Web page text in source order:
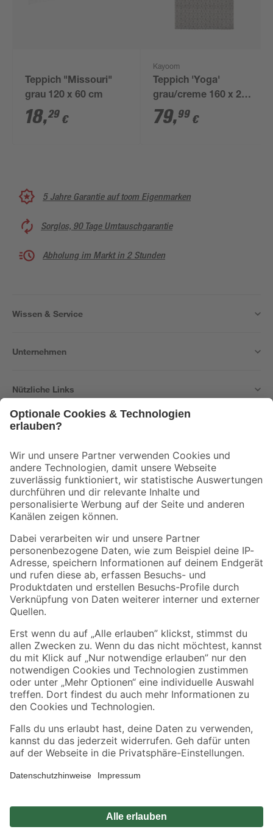
Teppich "Missouri"
grau 120 x 60 cm
18,29 €
Kayoom
Teppich 'Yoga'
grau/creme 160 x 230
cm
79,99 €
5 Jahre Garantie auf toom Eigenmarken
Sorglos, 90 Tage Umtauschgarantie
Abholung im Markt in 2 Stunden
Wissen & Service
Unternehmen
Nützliche Links
Der toom Newsletter: Keine Angebote und Aktionen mehr verpassen!
Zur Newsletter Anmeldung
Folge uns
Zahlungsarten Versandarten
Sicher einkaufen
Jetzt die toom-App herunterladen
Alle Preisangaben in EUR inkl. gesetzl. MwSt.. Die dargestellten Angebote sind unter
Umständen nicht in allen Märkten verfügbar. Die angegebenen Verfügbarkeiten beziehen
Produkte nur solange der Vorrat reicht.
*Paketversand ab 59 € versandkostenfrei, gilt nicht für Artikel mit Speditionsversand, hier
Privatsphäre Impressum
Nutzungsbedingungen
Widerrufsrecht Vertrag widerrufen